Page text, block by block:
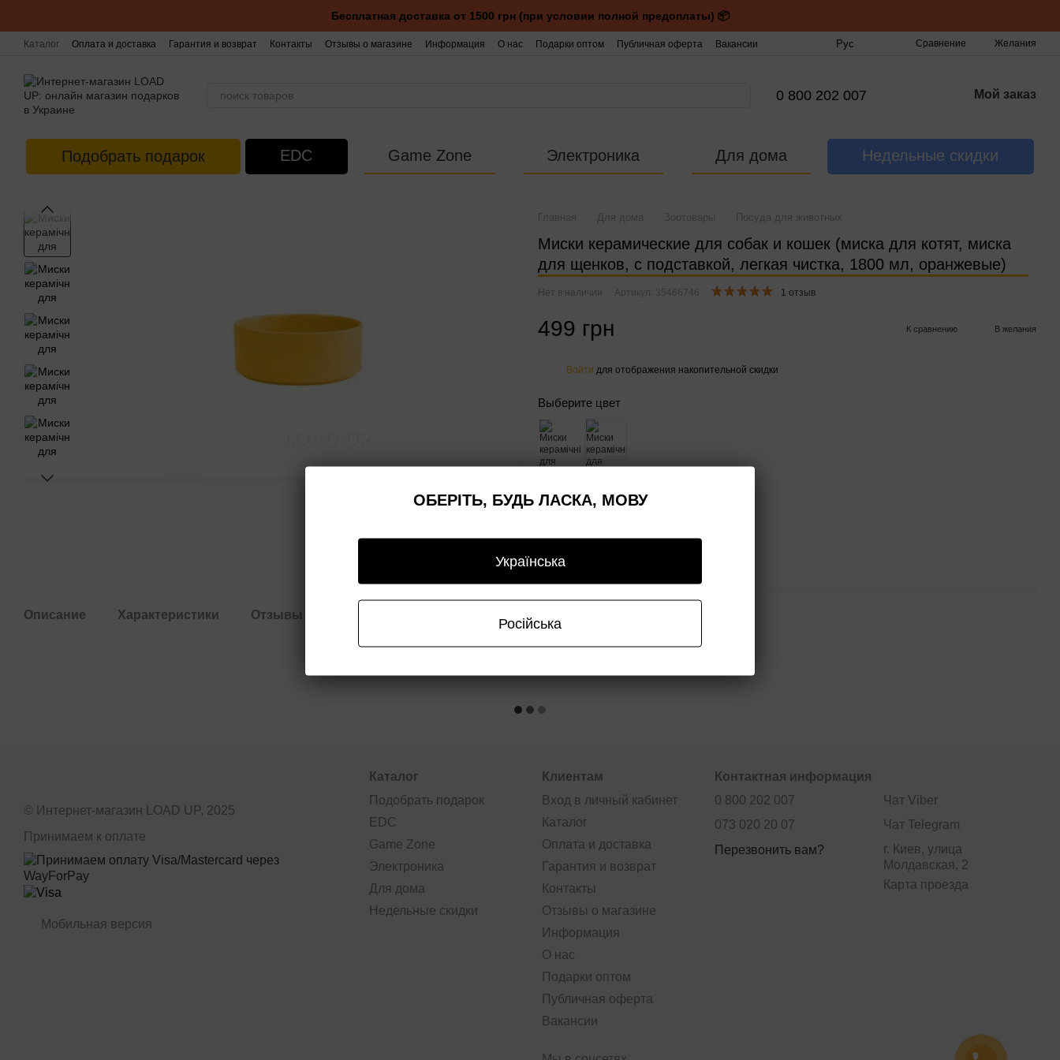
Бесплатная доставка от 1500 грн (при условии полной предоплаты) 📦
Каталог Оплата и доставка Гарантия и возврат Контакты Отзывы о магазине Информация О нас Подарки оптом Публичная оферта Вакансии Рус Сравнение Желания
0 800 202 007 Мой заказ
Подобрать подарок EDC Game Zone Электроника Для дома Недельные скидки
Главная Для дома Зоотовары Посуда для животных
Миски керамические для собак и кошек (миска для котят, миска
для щенков, с подставкой, легкая чистка, 1800 мл, оранжевые)
Нет в наличии Артикул: 35466746 1 отзыв
499 грн К сравнению В желания
Войти для отображения накопительной скидки
Выберите цвет
Описание Характеристики Отзывы Гарантия
© Интернет-магазин LOAD UP, 2025
Принимаем к оплате
Мобильная версия
Каталог
Подобрать подарок
EDC
Game Zone
Электроника
Для дома
Недельные скидки
Клиентам
Вход в личный кабинет
Каталог
Оплата и доставка
Гарантия и возврат
Контакты
Отзывы о магазине
Информация
О нас
Подарки оптом
Публичная оферта
Вакансии
Контактная информация
0 800 202 007
073 020 20 07
Перезвонить вам?
Чат Viber
Чат Telegram
г. Киев, улица
Молдавская, 2
Карта проезда
ОБЕРІТЬ, БУДЬ ЛАСКА, МОВУ
Українська
Російська